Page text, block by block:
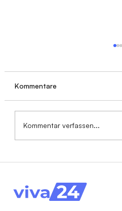
Verhinderungs- &
Tipps für Angehörige
Kommentare
Kommentar verfassen...